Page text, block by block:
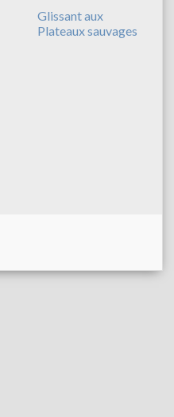
Glissant aux
Plateaux sauvages